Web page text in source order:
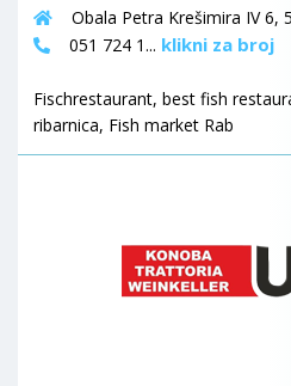
Obala Petra Krešimira IV
051 724 1... klikni za broj
Fischrestaurant, best fish
ribarnica, Fish market Rab